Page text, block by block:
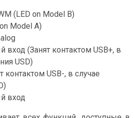
(LED on Model B)
Model A)
вход (Занят контактом USB+, в
USD)
контактом USB-, в случае
вход